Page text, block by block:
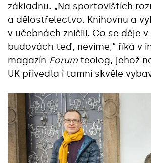
základnu. „Na sportovištích
a dělostřelectvo. Knihovnu a
v učebnách zničili. Co se děje
budovách teď, nevíme,“ říká v
magazín Forum teolog, jehož
UK přivedla i tamní skvěle